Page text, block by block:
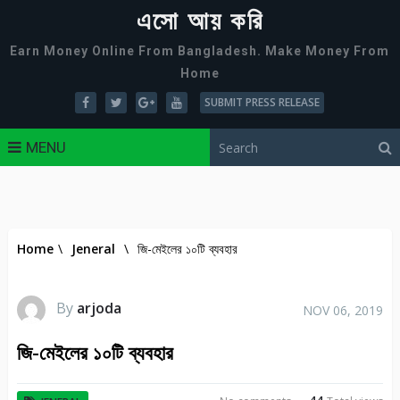
এসো আয় করি
Earn Money Online From Bangladesh. Make Money From
Home
SUBMIT PRESS RELEASE
MENU
Home \ Jeneral \ জি-মেইলের ১০টি ব্যবহার
By arjoda NOV 06, 2019
জি-মেইলের ১০টি ব্যবহার